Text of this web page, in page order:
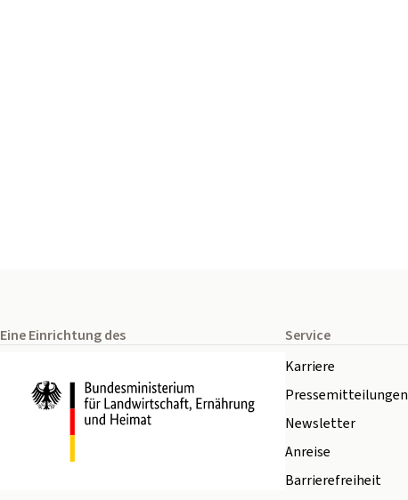
Eine Einrichtung des
Service
Karriere
Pressemitteilungen
Newsletter
Anreise
Barrierefreiheit